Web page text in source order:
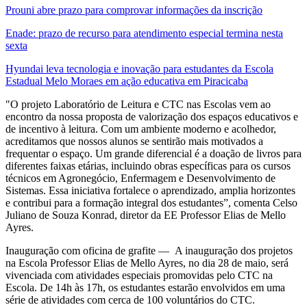
Prouni abre prazo para comprovar informações da inscrição
Enade: prazo de recurso para atendimento especial termina nesta
sexta
Hyundai leva tecnologia e inovação para estudantes da Escola
Estadual Melo Moraes em ação educativa em Piracicaba
"O projeto Laboratório de Leitura e CTC nas Escolas vem ao
encontro da nossa proposta de valorização dos espaços educativos e
de incentivo à leitura. Com um ambiente moderno e acolhedor,
acreditamos que nossos alunos se sentirão mais motivados a
frequentar o espaço. Um grande diferencial é a doação de livros para
diferentes faixas etárias, incluindo obras específicas para os cursos
técnicos em Agronegócio, Enfermagem e Desenvolvimento de
Sistemas. Essa iniciativa fortalece o aprendizado, amplia horizontes
e contribui para a formação integral dos estudantes”, comenta Celso
Juliano de Souza Konrad, diretor da EE Professor Elias de Mello
Ayres.
Inauguração com oficina de grafite — A inauguração dos projetos
na Escola Professor Elias de Mello Ayres, no dia 28 de maio, será
vivenciada com atividades especiais promovidas pelo CTC na
Escola. De 14h às 17h, os estudantes estarão envolvidos em uma
série de atividades com cerca de 100 voluntários do CTC.